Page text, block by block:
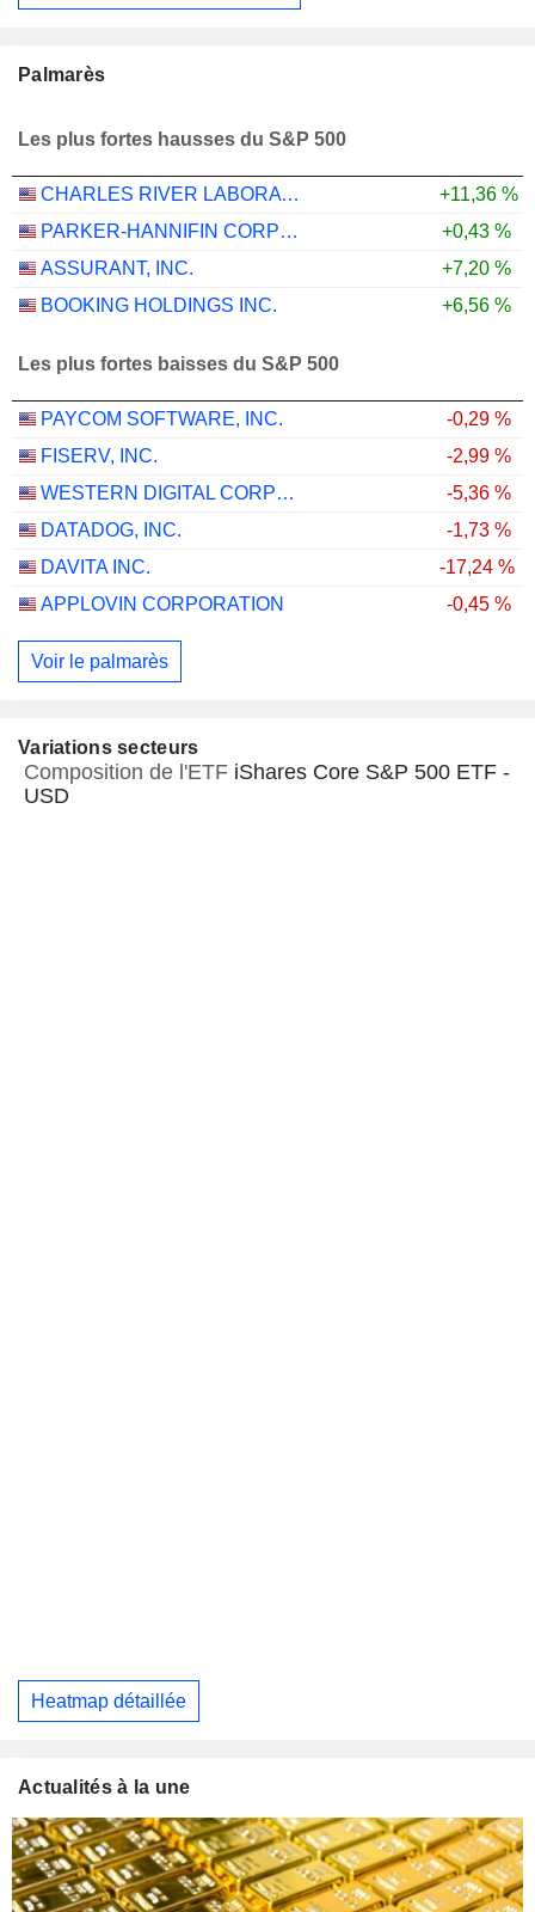
Palmarès
Les plus fortes hausses du S&P 500
CHARLES RIVER LABORATORIES INTERNATIONAL, INC.
+11,36 %
PARKER-HANNIFIN CORPORATION
+0,43 %
ASSURANT, INC.
+7,20 %
BOOKING HOLDINGS INC.
+6,56 %
Les plus fortes baisses du S&P 500
PAYCOM SOFTWARE, INC.
-0,29 %
FISERV, INC.
-2,99 %
WESTERN DIGITAL CORPORATION
-5,36 %
DATADOG, INC.
-1,73 %
DAVITA INC.
-17,24 %
APPLOVIN CORPORATION
-0,45 %
Voir le palmarès
Variations secteurs
Composition de l'ETF iShares Core S&P 500 ETF -
USD
Heatmap détaillée
Actualités à la une